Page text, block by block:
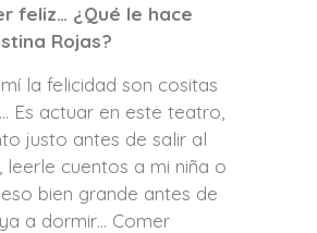
feliz… ¿Qué le hace
Rojas?
mí la felicidad son cositas
Es actuar en este teatro,
justo antes de salir al
leerle cuentos a mi niña o
bien grande antes de
a dormir… Comer